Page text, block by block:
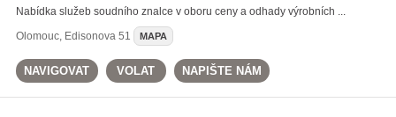
Nabídka služeb soudního znalce v oboru ceny a odhady výrobních ...
Olomouc, Edisonova 51 MAPA
NAVIGOVAT VOLAT NAPIŠTE NÁM